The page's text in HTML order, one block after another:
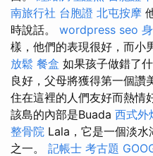
南旅行社 台胞證 北屯按摩
時說話。 wordpress seo
樣，他們的表現很好，而小
放鬆 餐盒 如果孩子做錯了
良好，父母將獲得第一個讚
住在這裡的人們友好而熱情
該島的內部是Buada 西式外
整骨院 Lala，它是一個淡
之一。 記帳士 考古題